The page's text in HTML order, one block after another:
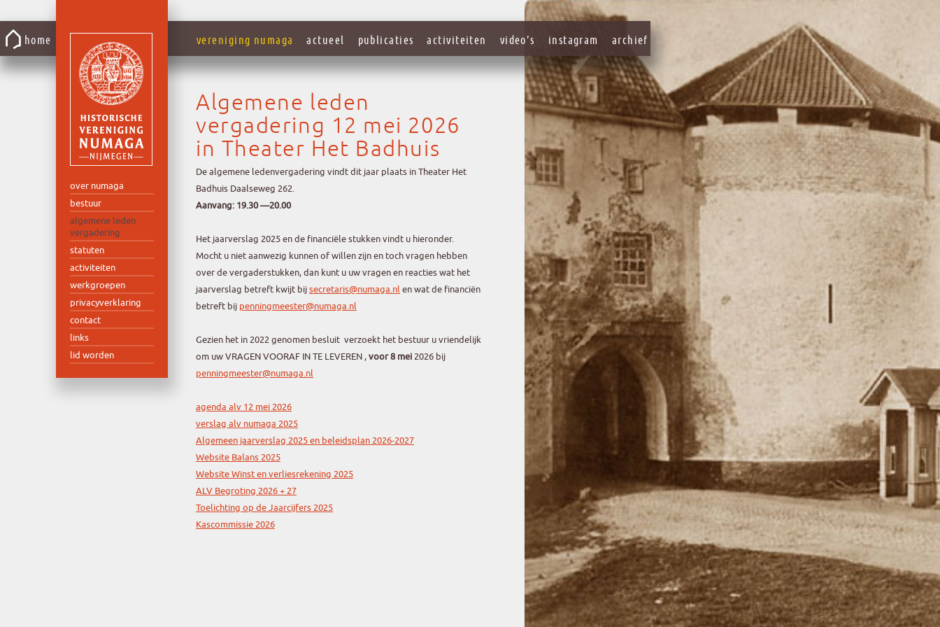
naar
de
inhoud
over numaga
bestuur
algemene leden
vergadering
statuten
activiteiten
werkgroepen
privacyverklaring
contact
links
lid worden
home vereniging numaga actueel publicaties activiteiten video’s instagram archief
Algemene leden
vergadering 12 mei 2026
in Theater Het Badhuis
De algemene ledenvergadering vindt dit jaar plaats in Theater Het
Badhuis Daalseweg 262.
Aanvang: 19.30 —20.00
Het jaarverslag 2025 en de financiële stukken vindt u hieronder.
Mocht u niet aanwezig kunnen of willen zijn en toch vragen hebben
over de vergaderstukken, dan kunt u uw vragen en reacties wat het
jaarverslag betreft kwijt bijsecretaris@numaga.nlen wat de financiën
betreft bij penningmeester@numaga.nl
Gezien het in 2022 genomen besluit verzoekt het bestuur u vriendelijk
om uw VRAGEN VOORAF IN TE LEVEREN ,voor 8 mei 2026 bij
penningmeester@numaga.nl
agenda alv 12 mei 2026
verslag alv numaga 2025
Algemeen jaarverslag 2025 en beleidsplan 2026-2027
Website Balans 2025
Website Winst en verliesrekening 2025
ALV Begroting 2026 + 27
Toelichting op de Jaarcijfers 2025
Kascommissie 2026